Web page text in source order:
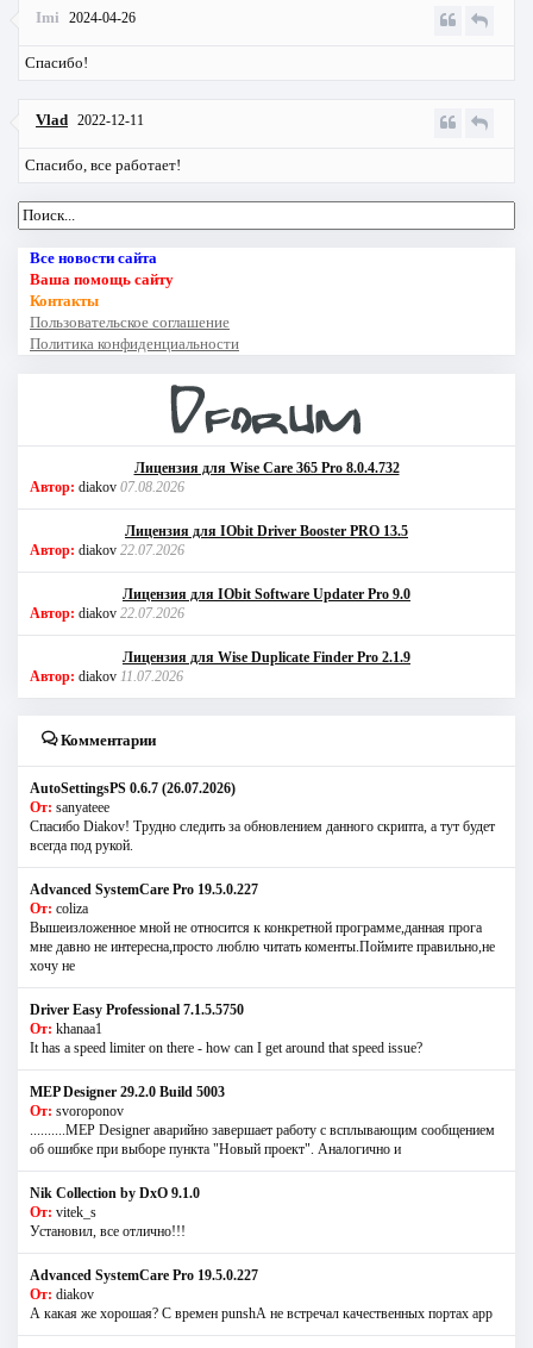
Imi 2024-04-26
Спасибо!
Vlad 2022-12-11
Спасибо, все работает!
Все новости сайта
Ваша помощь сайту
Контакты
Пользовательское соглашение
Политика конфиденциальности
Лицензия для Wise Care 365 Pro 8.0.4.732
Автор: diakov 07.08.2026
Лицензия для IObit Driver Booster PRO 13.5
Автор: diakov 22.07.2026
Лицензия для IObit Software Updater Pro 9.0
Автор: diakov 22.07.2026
Лицензия для Wise Duplicate Finder Pro 2.1.9
Автор: diakov 11.07.2026
Комментарии
AutoSettingsPS 0.6.7 (26.07.2026)
От: sanyateee
Спасибо Diakov! Трудно следить за обновлением данного скрипта, а тут будет
всегда под рукой.
Advanced SystemCare Pro 19.5.0.227
От: coliza
Вышеизложенное мной не относится к конкретной программе,данная прога
мне давно не интересна,просто люблю читать коменты.Поймите правильно,не
хочу не
Driver Easy Professional 7.1.5.5750
От: khanaa1
It has a speed limiter on there - how can I get around that speed issue?
MEP Designer 29.2.0 Build 5003
От: svoroponov
..........MEP Designer аварийно завершает работу с всплывающим сообщением
об ошибке при выборе пункта "Новый проект". Аналогично и
Nik Collection by DxO 9.1.0
От: vitek_s
Установил, все отлично!!!
Advanced SystemCare Pro 19.5.0.227
От: diakov
А какая же хорошая? С времен punshА не встречал качественных портах app